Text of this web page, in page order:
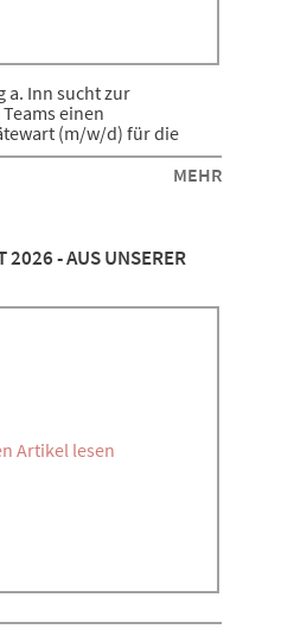
a. Inn sucht zur
einen
(m/w/d) für die
Wasserburg a. Inn.
MEHR
2026 - AUS UNSERER